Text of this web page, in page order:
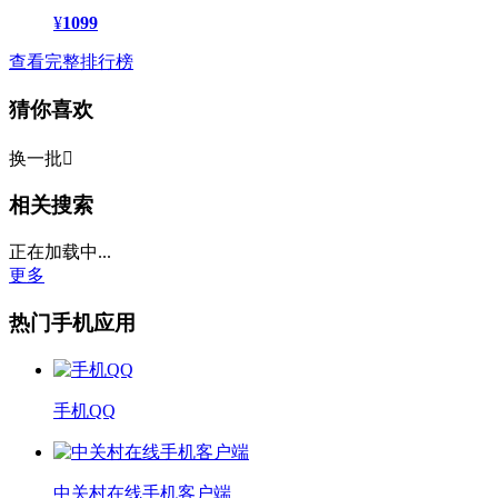
¥1099
查看完整排行榜
猜你喜欢
换一批
相关搜索
正在加载中...
更多
热门手机应用
手机QQ
中关村在线手机客户端